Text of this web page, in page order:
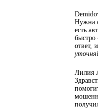
Нужна
есть
быстро
ответ,
Лилия